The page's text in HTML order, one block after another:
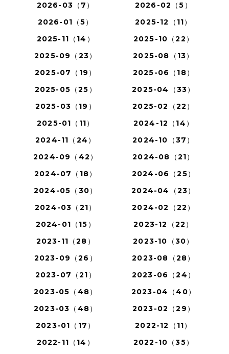
2026-03（7）
2026-02（5）
2026-01（5）
2025-12（11）
2025-11（14）
2025-10（22）
2025-09（23）
2025-08（13）
2025-07（19）
2025-06（18）
2025-05（25）
2025-04（33）
2025-03（19）
2025-02（22）
2025-01（11）
2024-12（14）
2024-11（24）
2024-10（37）
2024-09（42）
2024-08（21）
2024-07（18）
2024-06（25）
2024-05（30）
2024-04（23）
2024-03（21）
2024-02（22）
2024-01（15）
2023-12（22）
2023-11（28）
2023-10（30）
2023-09（26）
2023-08（28）
2023-07（21）
2023-06（24）
2023-05（48）
2023-04（40）
2023-03（48）
2023-02（29）
2023-01（17）
2022-12（11）
2022-11（14）
2022-10（35）